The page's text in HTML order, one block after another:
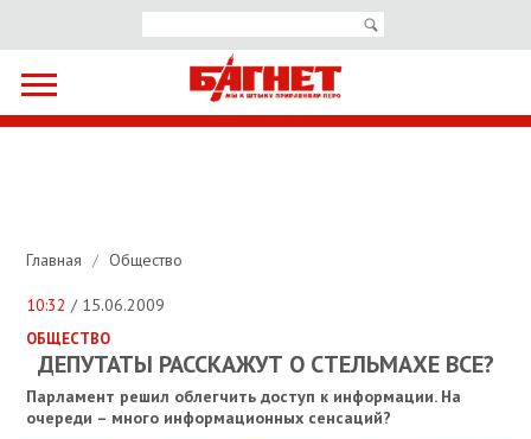
Главная / Общество
10:32 / 15.06.2009
ОБЩЕСТВО
ДЕПУТАТЫ РАССКАЖУТ О СТЕЛЬМАХЕ ВСЕ?
Парламент решил облегчить доступ к информации. На
очереди – много информационных сенсаций?